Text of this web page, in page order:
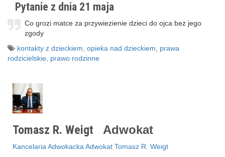
Pytanie z dnia 21 maja
Co grozi matce za przywiezienie dzieci do ojca bez jego
zgody
kontakty z dzieckiem opieka nad dzieckiem
prawa
rodzicielskie prawo rodzinne
Tomasz R. Weigt Adwokat
Kancelaria Adwokacka Adwokat Tomasz R. Weigt